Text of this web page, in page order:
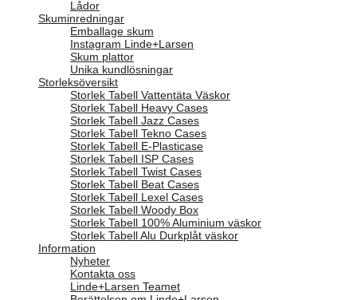
Lådor
Skuminredningar
Emballage skum
Instagram Linde+Larsen
Skum plattor
Unika kundlösningar
Storleksöversikt
Storlek Tabell Vattentäta Väskor
Storlek Tabell Heavy Cases
Storlek Tabell Jazz Cases
Storlek Tabell Tekno Cases
Storlek Tabell E-Plasticase
Storlek Tabell ISP Cases
Storlek Tabell Twist Cases
Storlek Tabell Beat Cases
Storlek Tabell Lexel Cases
Storlek Tabell Woody Box
Storlek Tabell 100% Aluminium väskor
Storlek Tabell Alu Durkplåt väskor
Information
Nyheter
Kontakta oss
Linde+Larsen Teamet